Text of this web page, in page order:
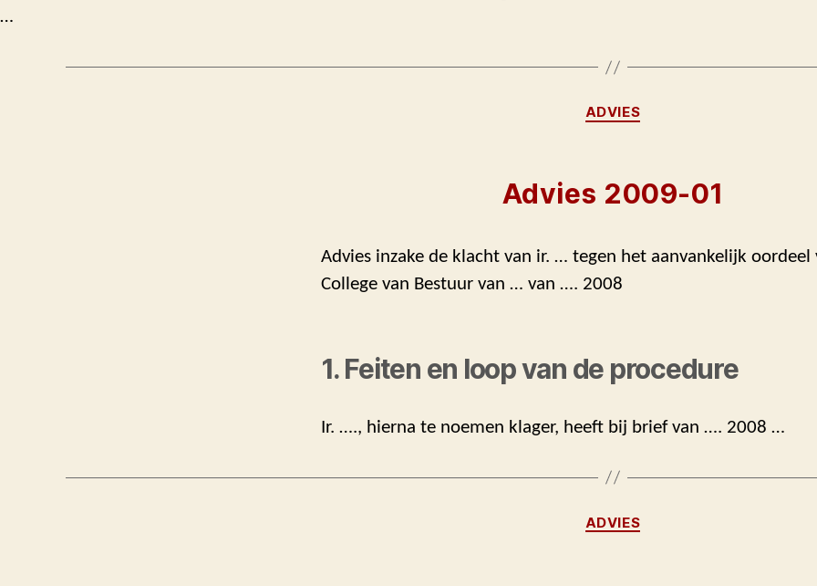
…
Categorieën
ADVIES
Advies 2009-01
Advies inzake de klacht van ir. … tegen het aanvankelijk oordeel
College van Bestuur van … van …. 2008
1. Feiten en loop van de procedure
Ir. …., hierna te noemen klager, heeft bij brief van …. 2008 …
Categorieën
ADVIES